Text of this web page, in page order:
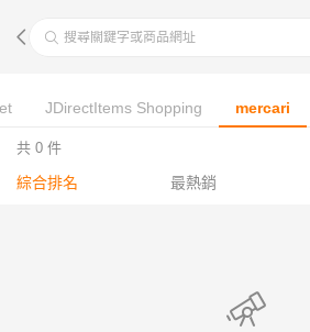
搜尋關鍵字或商品網址
JDirectItems Shopping mercari
共 0 件
綜合排名 最熱銷